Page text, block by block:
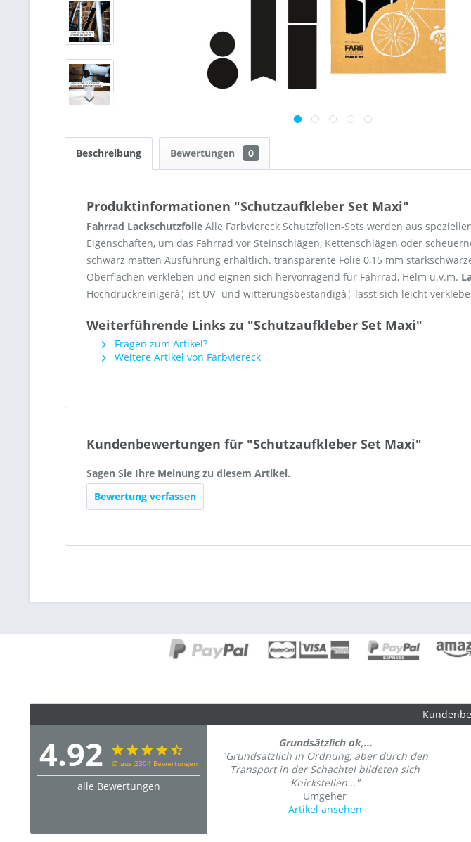
Beschreibung Bewertungen 0
Produktinformationen "Schutzaufkleber Set Maxi"
Fahrrad Lackschutzfolie Alle Farbviereck Schutzfolien-Sets werden aus
Eigenschaften, um das Fahrrad vor Steinschlägen, Kettenschlägen oder
schwarz matten Ausführung erhältlich. transparente Folie 0,15 mm
Oberflächen verkleben und eignen sich hervorragend für Fahrrad, Helm u.v.m.
Hochdruckreinigerâ¦ ist UV- und witterungsbeständigâ¦ lässt sich leicht
Weiterführende Links zu "Schutzaufkleber Set Maxi"
Fragen zum Artikel?
Weitere Artikel von Farbviereck
Kundenbewertungen für "Schutzaufkleber Set Maxi"
Sagen Sie Ihre Meinung zu diesem Artikel.
Bewertung verfassen
4.92∅ aus 2304 Bewertungen
alle Bewertungen
Grundsätzlich ok,...
"Grundsätzlich in Ordnung, aber durch den
Transport in der Schachtel bildeten sich
Knickstellen..."
Umgeher
Artikel ansehen